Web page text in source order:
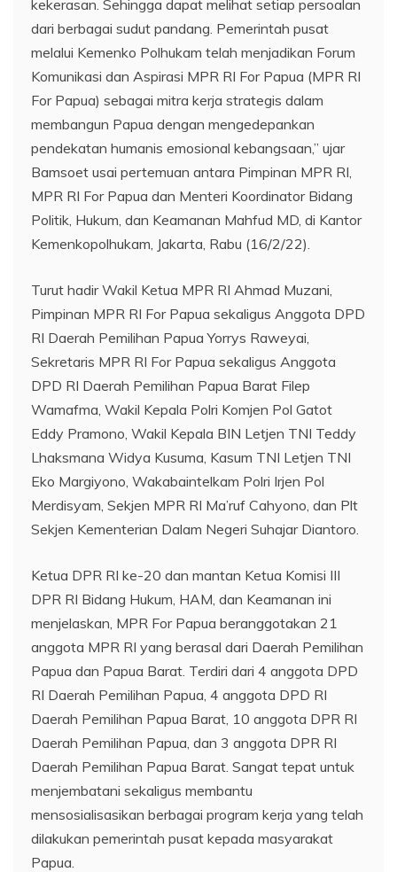
kekerasan. Sehingga dapat melihat setiap persoalan
dari berbagai sudut pandang. Pemerintah pusat
melalui Kemenko Polhukam telah menjadikan Forum
Komunikasi dan Aspirasi MPR RI For Papua (MPR RI
For Papua) sebagai mitra kerja strategis dalam
membangun Papua dengan mengedepankan
pendekatan humanis emosional kebangsaan,” ujar
Bamsoet usai pertemuan antara Pimpinan MPR RI,
MPR RI For Papua dan Menteri Koordinator Bidang
Politik, Hukum, dan Keamanan Mahfud MD, di Kantor
Kemenkopolhukam, Jakarta, Rabu (16/2/22).
Turut hadir Wakil Ketua MPR RI Ahmad Muzani,
Pimpinan MPR RI For Papua sekaligus Anggota DPD
RI Daerah Pemilihan Papua Yorrys Raweyai,
Sekretaris MPR RI For Papua sekaligus Anggota
DPD RI Daerah Pemilihan Papua Barat Filep
Wamafma, Wakil Kepala Polri Komjen Pol Gatot
Eddy Pramono, Wakil Kepala BIN Letjen TNI Teddy
Lhaksmana Widya Kusuma, Kasum TNI Letjen TNI
Eko Margiyono, Wakabaintelkam Polri Irjen Pol
Merdisyam, Sekjen MPR RI Ma’ruf Cahyono, dan Plt
Sekjen Kementerian Dalam Negeri Suhajar Diantoro.
Ketua DPR RI ke-20 dan mantan Ketua Komisi III
DPR RI Bidang Hukum, HAM, dan Keamanan ini
menjelaskan, MPR For Papua beranggotakan 21
anggota MPR RI yang berasal dari Daerah Pemilihan
Papua dan Papua Barat. Terdiri dari 4 anggota DPD
RI Daerah Pemilihan Papua, 4 anggota DPD RI
Daerah Pemilihan Papua Barat, 10 anggota DPR RI
Daerah Pemilihan Papua, dan 3 anggota DPR RI
Daerah Pemilihan Papua Barat. Sangat tepat untuk
menjembatani sekaligus membantu
mensosialisasikan berbagai program kerja yang telah
dilakukan pemerintah pusat kepada masyarakat
Papua.